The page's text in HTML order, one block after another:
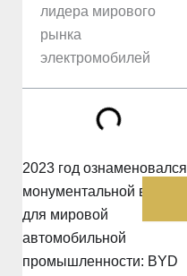
лидера мирового
рынка
электромобилей
2023 год ознаменовался
монументальной вехой
для мировой
автомобильной
промышленности: BYD